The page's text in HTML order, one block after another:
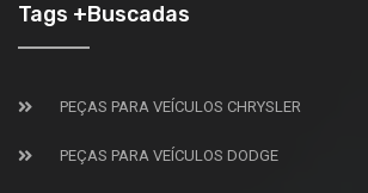
Tags +Buscadas
PEÇAS PARA VEÍCULOS CHRYSLER
PEÇAS PARA VEÍCULOS DODGE